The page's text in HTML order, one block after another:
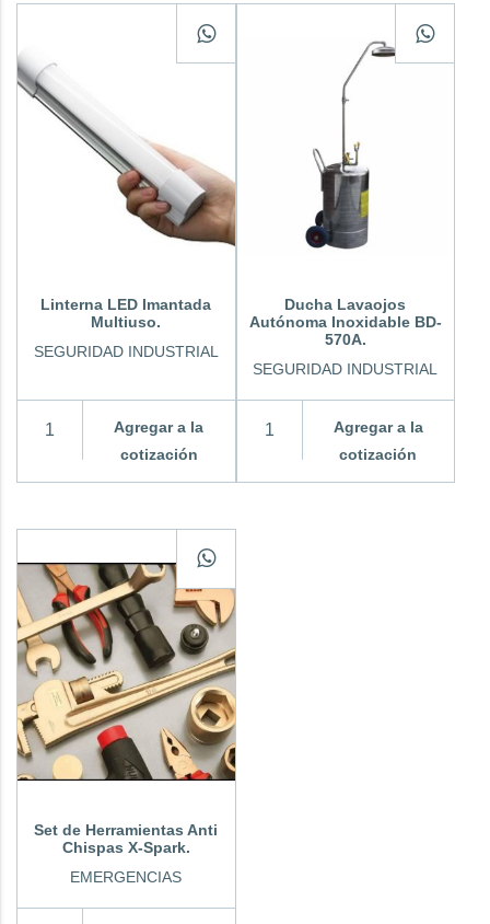
Linterna LED Imantada
Multiuso.
SEGURIDAD INDUSTRIAL
Agregar a la
cotización
Ducha Lavaojos
Autónoma Inoxidable BD-
570A.
SEGURIDAD INDUSTRIAL
Agregar a la
cotización
Set de Herramientas Anti
Chispas X-Spark.
EMERGENCIAS